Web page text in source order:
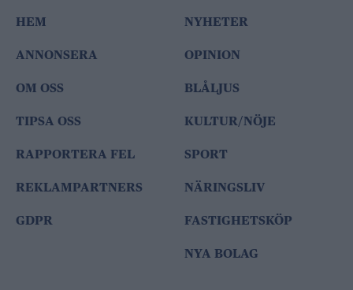
HEM
ANNONSERA
OM OSS
TIPSA OSS
RAPPORTERA FEL
REKLAMPARTNERS
GDPR
NYHETER
OPINION
BLÅLJUS
KULTUR/NÖJE
SPORT
NÄRINGSLIV
FASTIGHETSKÖP
NYA BOLAG